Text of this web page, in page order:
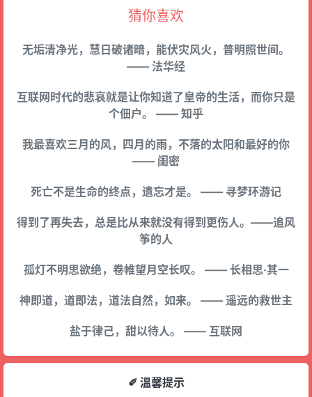
猜你喜欢
无垢清净光，慧日破诸暗，能伏灾风火，普明照世间。
—— 法华经
互联网时代的悲哀就是让你知道了皇帝的生活，而你只是
个佃户。 —— 知乎
我最喜欢三月的风，四月的雨，不落的太阳和最好的你
—— 闺密
死亡不是生命的终点，遗忘才是。 —— 寻梦环游记
得到了再失去，总是比从来就没有得到更伤人。——追风
筝的人
孤灯不明思欲绝，卷帷望月空长叹。 —— 长相思·其一
神即道，道即法，道法自然，如来。 —— 遥远的救世主
盐于律己，甜以待人。 —— 互联网
✐ 溫馨提示